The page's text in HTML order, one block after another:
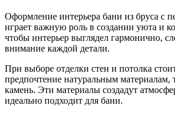
Оформление интерьера бани из бруса с
играет важную роль в создании уюта и
чтобы интерьер выглядел гармонично,
внимание каждой детали.
При выборе отделки стен и потолка
предпочтение натуральным материалам,
камень. Эти материалы создадут
идеально подходит для бани.